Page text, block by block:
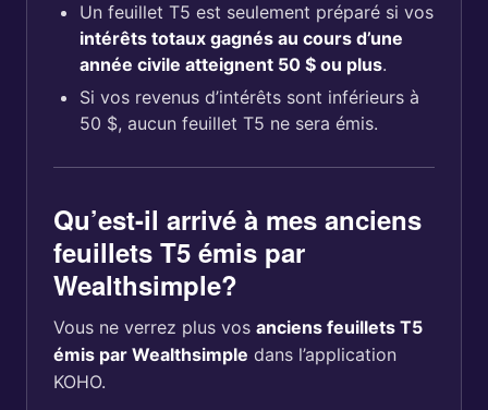
Un feuillet T5 est seulement préparé si vos
intérêts totaux gagnés au cours d’une
année civile atteignent 50 $ ou plus.
Si vos revenus d’intérêts sont inférieurs à
50 $, aucun feuillet T5 ne sera émis.
Qu’est-il arrivé à mes anciens
feuillets T5 émis par
Wealthsimple?
Vous ne verrez plus vos anciens feuillets T5
émis par Wealthsimple dans l’application
KOHO.